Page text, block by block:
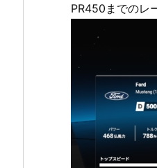
PR450までのレ